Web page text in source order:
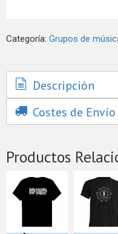
Categoría: Grupos de
Descripción
Costes de Envío
Productos